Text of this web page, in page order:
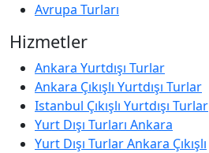
Avrupa Turları
Hizmetler
Ankara Yurtdışı Turlar
Ankara Çıkışlı Yurtdışı Turlar
Istanbul Çıkışlı Yurtdışı Turlar
Yurt Dışı Turları Ankara
Yurt Dışı Turlar Ankara Çıkışlı